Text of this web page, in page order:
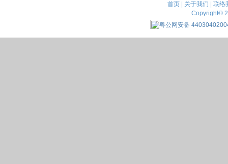
首页 关于我们
联络
Copyright©
粤公网安备